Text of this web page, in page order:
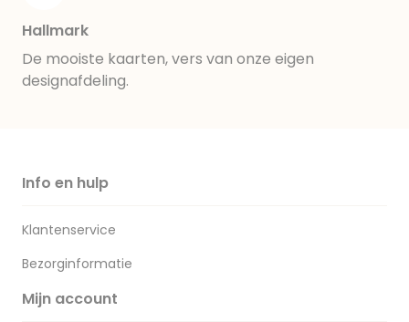
Hallmark
De mooiste kaarten, vers van onze eigen
designafdeling.
Info en hulp
Klantenservice
Bezorginformatie
Mijn account